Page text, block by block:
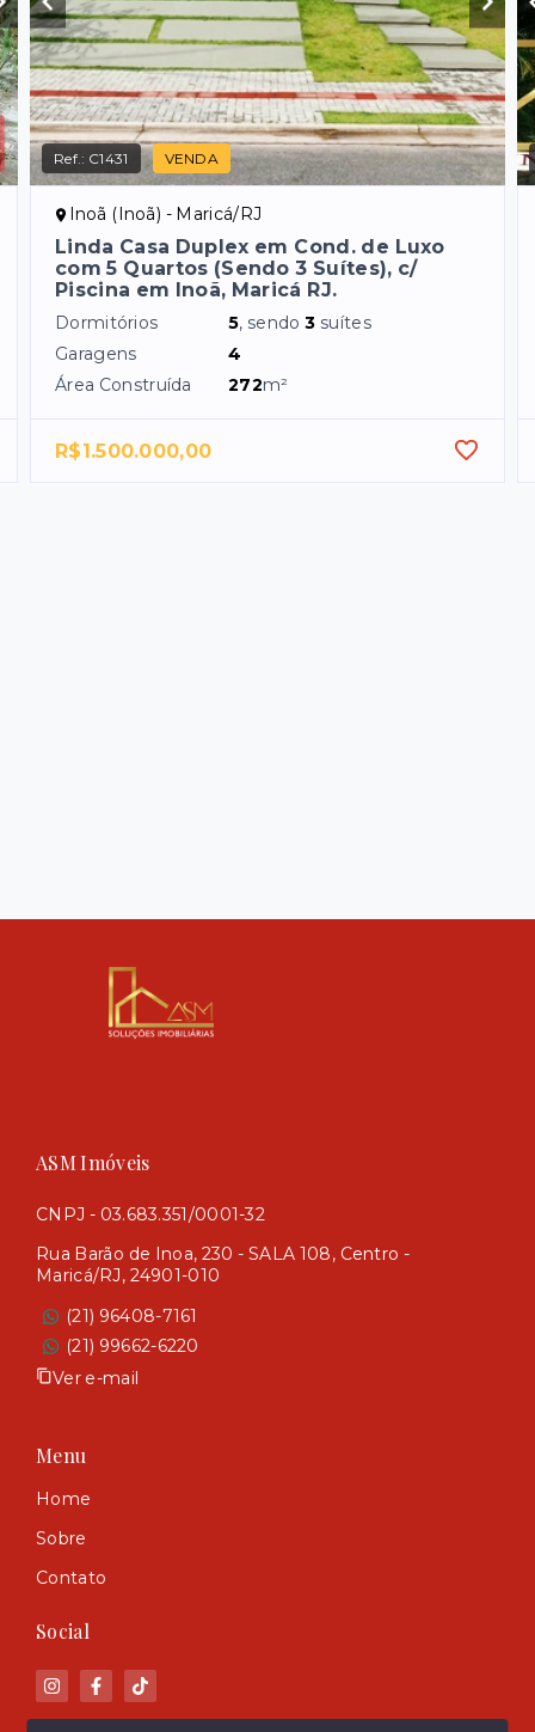
Ref.: C1431 VENDA
Inoã (Inoã) - Maricá/RJ
Linda Casa Duplex em Cond. de Luxo
com 5 Quartos (Sendo 3 Suítes), c/
Piscina em Inoã, Maricá RJ.
Dormitórios 5, sendo3 suítes
Garagens
4
Área Construída
272m²
R$1.500.000,00
ASM Imóveis
CNPJ - 03.683.351/0001-32
Rua Barão de Inoa, 230 - SALA 108, Centro -
Maricá/RJ, 24901-010
(21) 96408-7161
(21) 99662-6220
Ver e-mail
Menu
Home
Sobre
Contato
Social